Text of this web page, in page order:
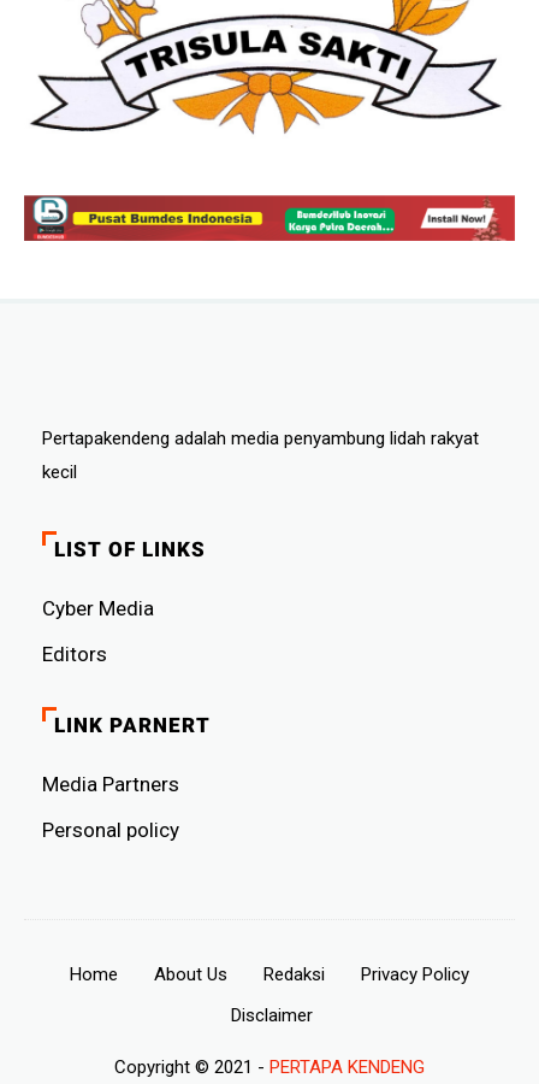
Pertapakendeng adalah media penyambung lidah rakyat
kecil
LIST OF LINKS
Cyber ​​Media
Editors
LINK PARNERT
Media Partners
Personal policy
Home About Us Redaksi
Privacy Policy
Disclaimer
Copyright © 2021 - PERTAPA KENDENG